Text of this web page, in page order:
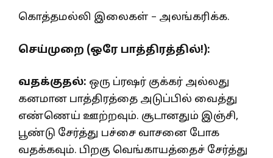
கொத்தமல்லி இலைகள் – அலங்கரிக்க.
செய்முறை (ஒரே பாத்திரத்தில்!):
வதக்குதல்: ஒரு ப்ரஷர் குக்கர் அல்லது
கனமான பாத்திரத்தை அடுப்பில் வைத்து
எண்ணெய் ஊற்றவும். சூடானதும் இஞ்சி,
பூண்டு சேர்த்து பச்சை வாசனை போக
வதக்கவும். பிறகு வெங்காயத்தைச் சேர்த்து